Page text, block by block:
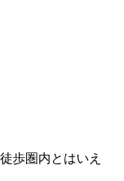
歩圏内とはいえ